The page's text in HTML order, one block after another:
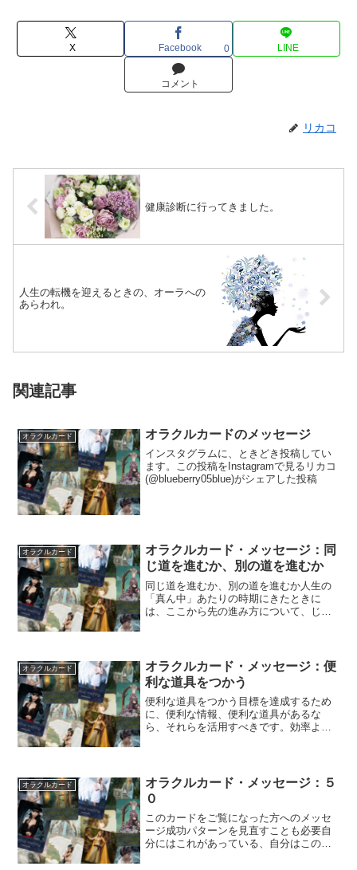
X Facebook 0 LINE
コメント
リカコ
健康診断に行ってきました。
人生の転機を迎えるときの、オーラへの
あらわれ。
関連記事
オラクルカード オラクルカードのメッセージ
インスタグラムに、ときどき投稿してい
ます。この投稿をInstagramで見るリカコ
(@blueberry05blue)がシェアした投稿
オラクルカード
オラクルカード・メッセージ：同
じ道を進むか、別の道を進むか
同じ道を進むか、別の道を進むか人生の
「真ん中」あたりの時期にきたときに
は、ここから先の進み方について、じっ
オラクルカード
オラクルカード・メッセージ：便
利な道具をつかう
便利な道具をつかう目標を達成するため
に、便利な情報、便利な道具があるな
ら、それらを活用すべきです。効率よく
オラクルカード
オラクルカード・メッセージ：５
０
このカードをご覧になった方へのメッセ
ージ成功パターンを見直すことも必要自
分にはこれがあっている、自分はこの方